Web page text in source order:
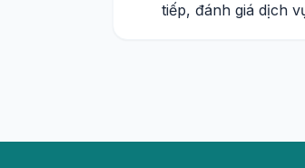
tiếp, đánh giá dịch